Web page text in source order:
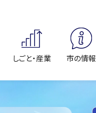
しごと・産業 市の情報